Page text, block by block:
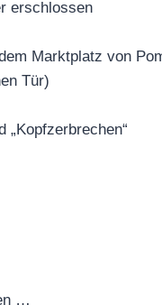
erschlossen
Marktplatz von
Tür)
„Kopfzerbrechen“
…